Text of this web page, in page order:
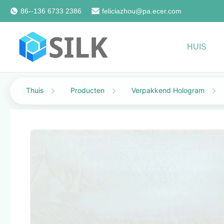
86--136 6733 2386 feliciazhou@pa.ecer.com
HUIS
Thuis Producten Verpakkend Hologram